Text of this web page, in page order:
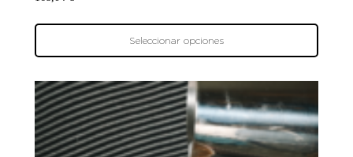
Seleccionar opciones